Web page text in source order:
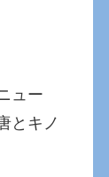
ュー
とキノ